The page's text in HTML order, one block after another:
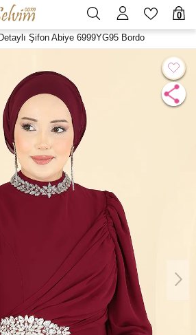
0
Şifon Abiye 6999YG95 Bordo